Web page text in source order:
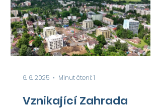
Vznikající Zahrada
6. 6. 2025 Minut čtení: 1